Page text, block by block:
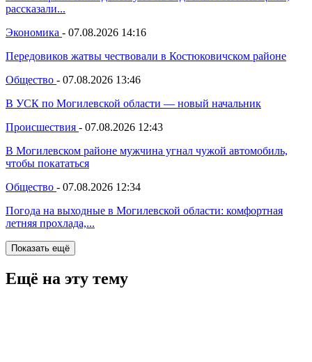
рассказали...
Экономика - 07.08.2026 14:16
Передовиков жатвы чествовали в Костюковичском районе
Общество - 07.08.2026 13:46
В УСК по Могилевской области — новый начальник
Происшествия - 07.08.2026 12:43
В Могилевском районе мужчина угнал чужой автомобиль,
чтобы покататься
Общество - 07.08.2026 12:34
Погода на выходные в Могилевской области: комфортная
летняя прохлада,...
Показать ещё
Ещё на эту тему